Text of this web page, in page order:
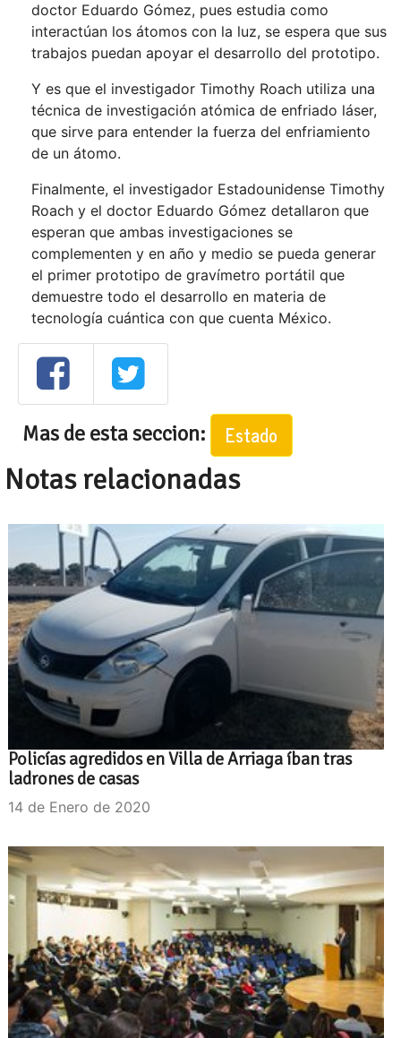
doctor Eduardo Gómez, pues estudia como
interactúan los átomos con la luz, se espera que sus
trabajos puedan apoyar el desarrollo del prototipo.
Y es que el investigador Timothy Roach utiliza una
técnica de investigación atómica de enfriado láser,
que sirve para entender la fuerza del enfriamiento
de un átomo.
Finalmente, el investigador Estadounidense Timothy
Roach y el doctor Eduardo Gómez detallaron que
esperan que ambas investigaciones se
complementen y en año y medio se pueda generar
el primer prototipo de gravímetro portátil que
demuestre todo el desarrollo en materia de
tecnología cuántica con que cuenta México.
Mas de esta seccion: Estado
Notas relacionadas
Policías agredidos en Villa de Arriaga íban tras
ladrones de casas
14 de Enero de 2020